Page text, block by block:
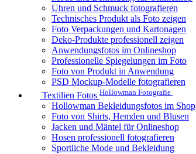
Uhren und Schmuck fotografieren
Technisches Produkt als Foto zeigen
Foto Verpackungen und Kartonagen
Deko-Produkte professionell zeigen
Anwendungsfotos im Onlineshop
Professionelle Spiegelungen im Foto
Foto von Produkt in Anwendung
PSD Mockup-Modelle fotografieren
Textilien Fotos Hollowman Fotografie
Hollowman Bekleidungsfotos im Shop
Foto von Shirts, Hemden und Blusen
Jacken und Mäntel für Onlineshop
Hosen professionell fotografieren
Sportliche Mode und Bekleidung